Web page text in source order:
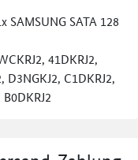
SAMSUNG SATA 128
41DKRJ2,
D3NGKJ2, C1DKRJ2,